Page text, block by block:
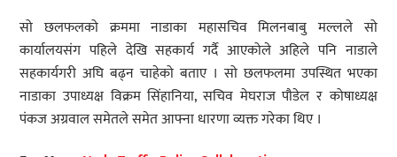
सो छलफलको क्रममा नाडाका महासचिव मिलनबाबु मल्लले सो
कार्यालयसंग पहिले देखि सहकार्य गर्दै आएकोले अहिले पनि नाडाले
सहकार्यगरी अघि बढ्न चाहेको बताए । सो छलफलमा उपस्थित भएका
नाडाका उपाध्यक्ष विक्रम सिंहानिया, सचिव मेघराज पौडेल र कोषाध्यक्ष
पंकज अग्रवाल समेतले समेत आफ्ना धारणा व्यक्त गरेका थिए ।